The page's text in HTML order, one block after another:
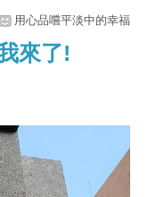
用心品嚐平淡中的幸福
來了!